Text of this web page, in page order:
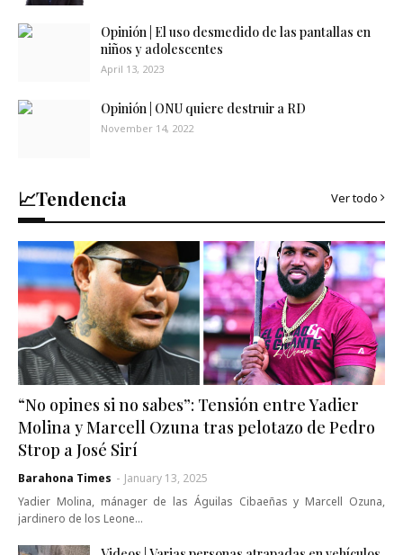
Opinión | El uso desmedido de las pantallas en
niños y adolescentes
April 13, 2023
Opinión | ONU quiere destruir a RD
November 14, 2022
📈Tendencia Ver todo
“No opines si no sabes”: Tensión entre Yadier
Molina y Marcell Ozuna tras pelotazo de Pedro
Strop a José Sirí
Barahona Times - January 13, 2025
Yadier Molina, mánager de las Águilas Cibaeñas y Marcell Ozuna,
jardinero de los Leone…